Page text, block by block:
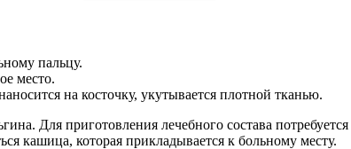
пальцу.
место.
на косточку, укутывается плотной тканью.
Для приготовления лечебного состава потребуется
кашица, которая прикладывается к больному месту.